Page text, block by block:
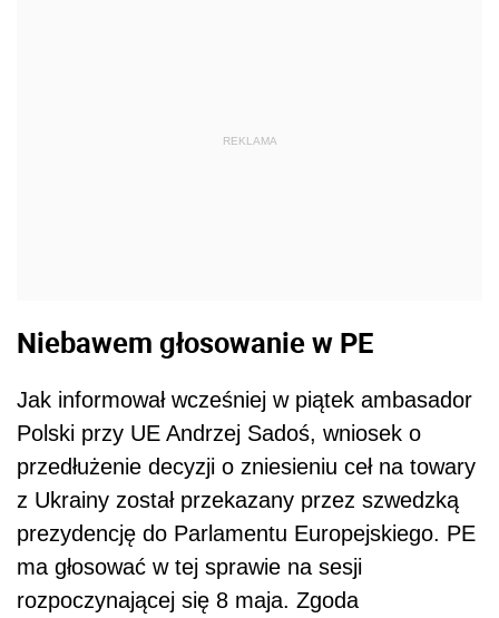
REKLAMA
Niebawem głosowanie w PE
Jak informował wcześniej w piątek ambasador
Polski przy UE Andrzej Sadoś, wniosek o
przedłużenie decyzji o zniesieniu ceł na towary
z Ukrainy został przekazany przez szwedzką
prezydencję do Parlamentu Europejskiego. PE
ma głosować w tej sprawie na sesji
rozpoczynającej się 8 maja. Zgoda